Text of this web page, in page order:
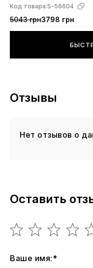
Код товара:S-56604
5043 грн3798 грн
Отзывы
Нет отзывов о
Оставить
Ваше имя:*